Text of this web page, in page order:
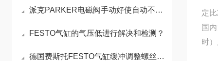
派克PARKER电磁阀手动好使自动不好使,原因分析及解决方案
FESTO气缸的气压低进行解决和检测？
德国费斯托FESTO气缸缓冲调整螺丝的功能与调整方法
定
国
时